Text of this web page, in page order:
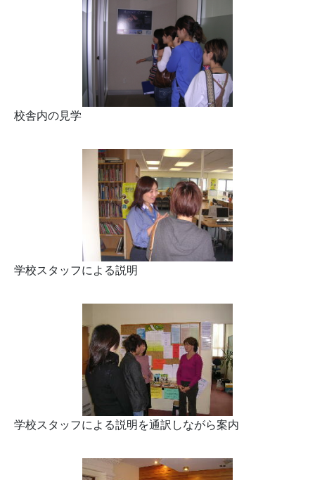
校舎内の見学
学校スタッフによる説明
学校スタッフによる説明を通訳しながら案内